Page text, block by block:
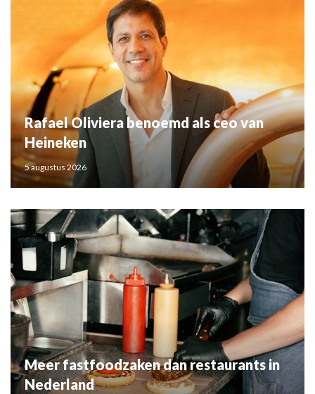
Rafael Oliviera benoemd als ceo van
Heineken
5 augustus 2026
Meer fastfoodzaken dan restaurants in
Nederland